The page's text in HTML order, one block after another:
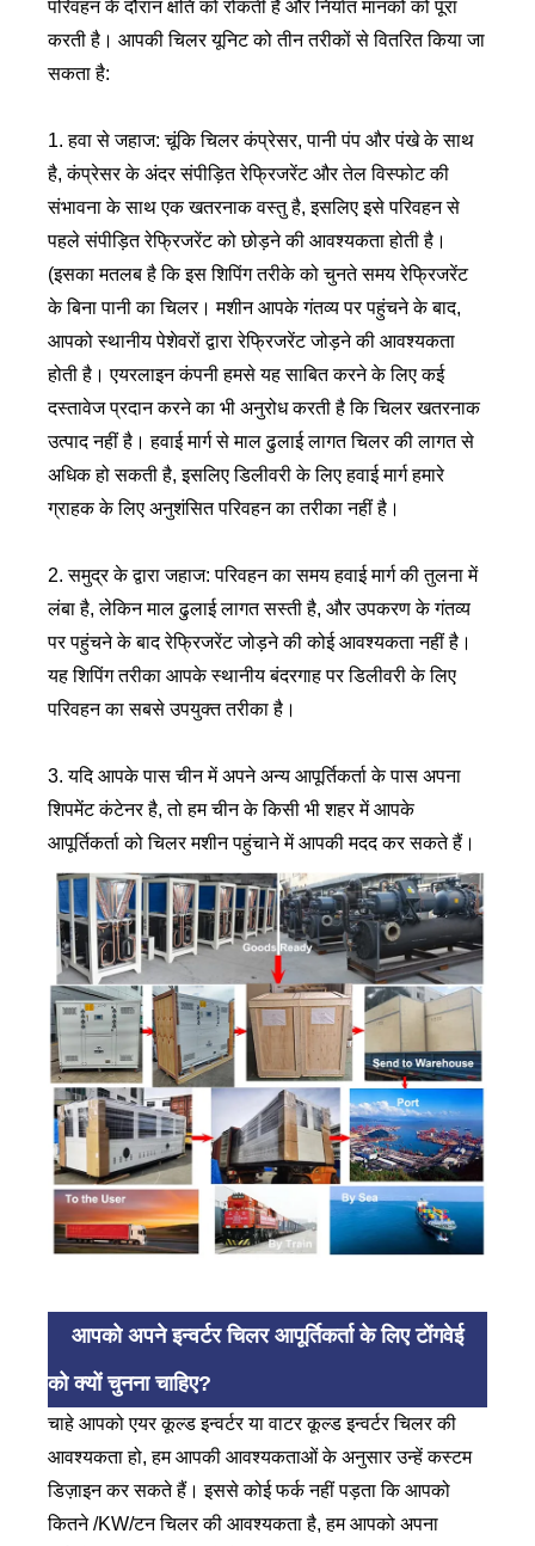
परिवहन के दौरान क्षति को रोकती है और निर्यात मानकों को पूरा
करती है। आपकी चिलर यूनिट को तीन तरीकों से वितरित किया जा
सकता है:
1. हवा से जहाज: चूंकि चिलर कंप्रेसर, पानी पंप और पंखे के साथ
है, कंप्रेसर के अंदर संपीड़ित रेफ्रिजरेंट और तेल विस्फोट की
संभावना के साथ एक खतरनाक वस्तु है, इसलिए इसे परिवहन से
पहले संपीड़ित रेफ्रिजरेंट को छोड़ने की आवश्यकता होती है।
(इसका मतलब है कि इस शिपिंग तरीके को चुनते समय रेफ्रिजरेंट
के बिना पानी का चिलर। मशीन आपके गंतव्य पर पहुंचने के बाद,
आपको स्थानीय पेशेवरों द्वारा रेफ्रिजरेंट जोड़ने की आवश्यकता
होती है। एयरलाइन कंपनी हमसे यह साबित करने के लिए कई
दस्तावेज प्रदान करने का भी अनुरोध करती है कि चिलर खतरनाक
उत्पाद नहीं है। हवाई मार्ग से माल ढुलाई लागत चिलर की लागत से
अधिक हो सकती है, इसलिए डिलीवरी के लिए हवाई मार्ग हमारे
ग्राहक के लिए अनुशंसित परिवहन का तरीका नहीं है।
2. समुद्र के द्वारा जहाज: परिवहन का समय हवाई मार्ग की तुलना में
लंबा है, लेकिन माल ढुलाई लागत सस्ती है, और उपकरण के गंतव्य
पर पहुंचने के बाद रेफ्रिजरेंट जोड़ने की कोई आवश्यकता नहीं है।
यह शिपिंग तरीका आपके स्थानीय बंदरगाह पर डिलीवरी के लिए
परिवहन का सबसे उपयुक्त तरीका है।
3. यदि आपके पास चीन में अपने अन्य आपूर्तिकर्ता के पास अपना
शिपमेंट कंटेनर है, तो हम चीन के किसी भी शहर में आपके
आपूर्तिकर्ता को चिलर मशीन पहुंचाने में आपकी मदद कर सकते हैं।
आपको अपने इन्वर्टर चिलर आपूर्तिकर्ता के लिए टोंगवेई
को क्यों चुनना चाहिए?
चाहे आपको एयर कूल्ड इन्वर्टर या वाटर कूल्ड इन्वर्टर चिलर की
आवश्यकता हो, हम आपकी आवश्यकताओं के अनुसार उन्हें कस्टम
डिज़ाइन कर सकते हैं। इससे कोई फर्क नहीं पड़ता कि आपको
कितने /KW/टन चिलर की आवश्यकता है, हम आपको अपना